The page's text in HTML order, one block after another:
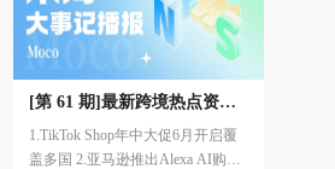
[第 61 期]最新跨境热点资讯 |
亚马逊 Temu TikTokshop
1.TikTok Shop年中大促6月开启覆
盖多国 2.亚马逊推出Alexa AI购物